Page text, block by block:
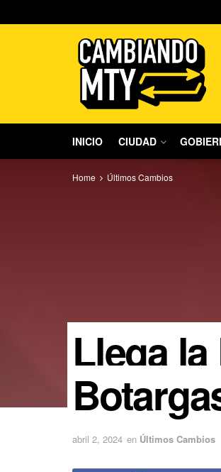
INICIO CIUDAD
Home Últimos Cambios
Llega
abril 2, 2024 en Últimos Cambios